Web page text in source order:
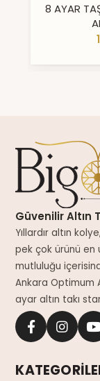
8 AYAR
Güvenilir Altın
Yıllardır altın
pek çok ürünü en
mutluluğu
Ankara Optimum
ayar altın takı